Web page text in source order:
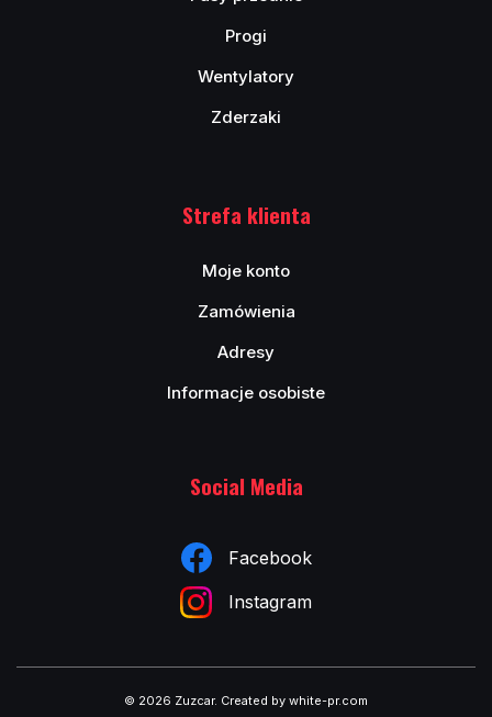
Progi
Wentylatory
Zderzaki
Strefa klienta
Moje konto
Zamówienia
Adresy
Informacje osobiste
Social Media
Facebook
Instagram
© 2026 Zuzcar. Created by white-pr.com